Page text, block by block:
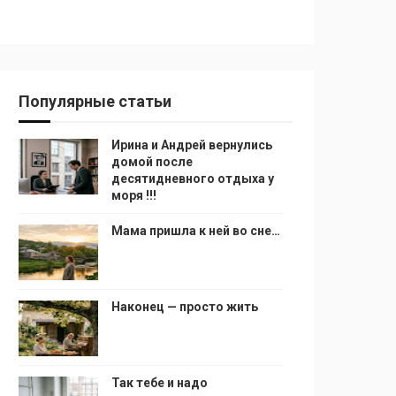
Популярные статьи
Ирина и Андрей вернулись
домой после
десятидневного отдыха у
моря !!!
Мама пришла к ней во сне…
Наконец — просто жить
Так тебе и надо